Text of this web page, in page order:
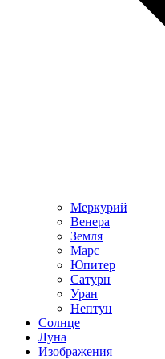
Меркурий
Венера
Земля
Марс
Юпитер
Сатурн
Уран
Нептун
Солнце
Луна
Изображения